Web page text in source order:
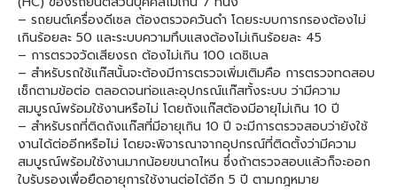
– รถยนต์เครื่องดีเซล ต้องตรวจควันดำ โดยระบบการกรองต้องไม่
เกินร้อยละ 50 และระบบความทึบแสงต้องไม่เกินร้อยละ 45
– การตรวจวัดเสียงรถ ต้องไม่เกิน 100 เดซิเบล
– สำหรับรถใช้แก๊สนั้นจะต้องมีการตรวจเพิ่มเติมคือ การตรวจทดสอบ
เช็กตามข้อต่อ ตลอดจนท่อและอุปกรณ์แก๊สทั้งระบบ ว่ามีความ
สมบูรณ์พร้อมใช้งานหรือไม่ โดยถังแก๊สต้องมีอายุไม่เกิน 10 ปี
– สำหรับรถที่ติดถังแก๊สที่มีอายุเกิน 10 ปี จะมีการตรวจสอบว่ายังใช้
งานได้ต่ออีกหรือไม่ โดยจะพิจารณาจากอุปกรณ์ที่ติดตั้งว่ามีความ
สมบูรณ์พร้อมใช้งานมากน้อยขนาดไหน ซึ่งถ้าตรวจสอบแล้วก็จะออก
ใบรับรองเพื่อยืดอายุการใช้งานต่อได้อีก 5 ปี ตามกฎหมาย